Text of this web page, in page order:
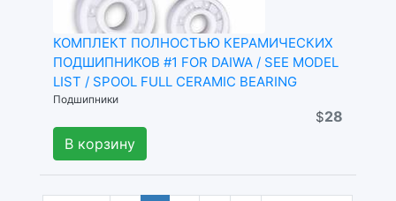
КОМПЛЕКТ ПОЛНОСТЬЮ КЕРАМИЧЕСКИХ
ПОДШИПНИКОВ #1 FOR DAIWA / SEE MODEL
LIST / SPOOL FULL CERAMIC BEARING
Подшипники
$28
В корзину